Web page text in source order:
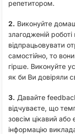
репетитором.
2. Виконуйте
злагодженій
відпрацьовувати
самостійно, то
гірше. Виконуйте
як би Ви довіряли
3. Давайте
відчуваєте, що
зовсім цікавий
інформацію